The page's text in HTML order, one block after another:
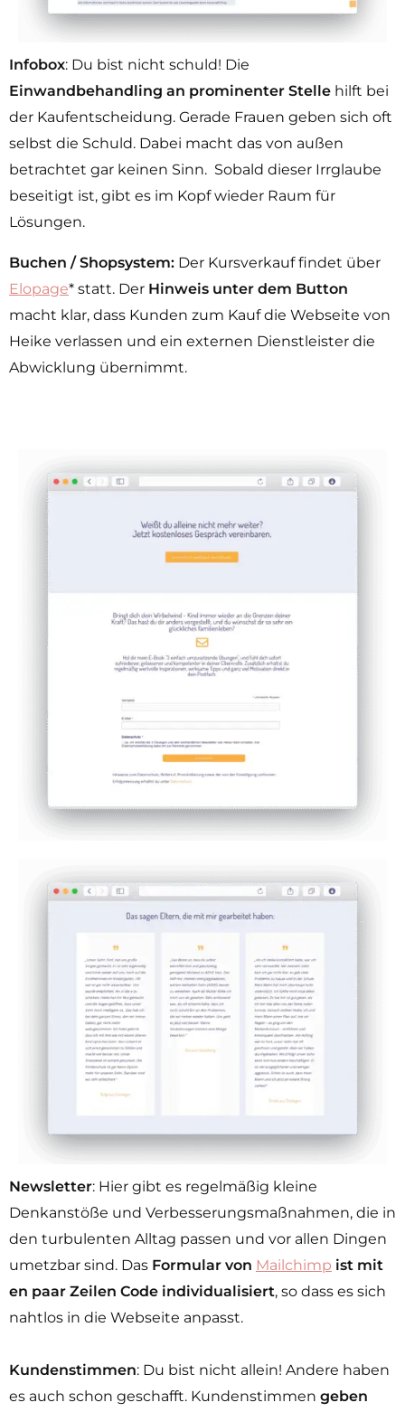
Infobox: Du bist nicht schuld! Die
Einwandbehandling an prominenter Stelle hilft bei
der Kaufentscheidung. Gerade Frauen geben sich oft
selbst die Schuld. Dabei macht das von außen
betrachtet gar keinen Sinn. Sobald dieser Irrglaube
beseitigt ist, gibt es im Kopf wieder Raum für
Lösungen.
Buchen / Shopsystem: Der Kursverkauf findet über
Elopage* statt. Der Hinweis unter dem Button
macht klar, dass Kunden zum Kauf die Webseite von
Heike verlassen und ein externen Dienstleister die
Abwicklung übernimmt.
Newsletter: Hier gibt es regelmäßig kleine
Denkanstöße und Verbesserungsmaßnahmen, die in
den turbulenten Alltag passen und vor allen Dingen
umetzbar sind. Das Formular von Mailchimp ist mit
en paar Zeilen Code individualisiert, so dass es sich
nahtlos in die Webseite anpasst.
Kundenstimmen: Du bist nicht allein! Andere haben
es auch schon geschafft. Kundenstimmen geben